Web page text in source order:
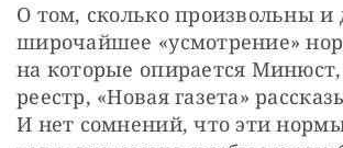
О том, сколько произвольны и
широчайшее «усмотрение»
на которые опирается Минюст,
реестр, «Новая газета»
И нет сомнений, что эти